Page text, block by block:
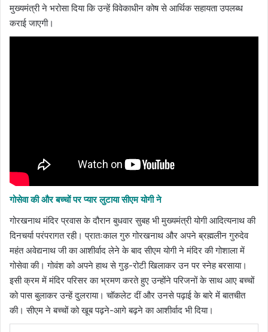
मुख्यमंत्री ने भरोसा दिया कि उन्हें विवेकाधीन कोष से आर्थिक सहायता उपलब्ध
कराई जाएगी।
गोसेवा की और बच्चों पर प्यार लुटाया सीएम योगी ने
गोरखनाथ मंदिर प्रवास के दौरान बुधवार सुबह भी मुख्यमंत्री योगी आदित्यनाथ की
दिनचर्या परंपरागत रही। प्रातःकाल गुरु गोरखनाथ और अपने ब्रह्मलीन गुरुदेव
महंत अवेद्यनाथ जी का आशीर्वाद लेने के बाद सीएम योगी ने मंदिर की गोशाला में
गोसेवा की। गोवंश को अपने हाथ से गुड़-रोटी खिलाकर उन पर स्नेह बरसाया।
इसी क्रम में मंदिर परिसर का भ्रमण करते हुए उन्होंने परिजनों के साथ आए बच्चों
को पास बुलाकर उन्हें दुलराया। चॉकलेट दीं और उनसे पढ़ाई के बारे में बातचीत
की। सीएम ने बच्चों को खूब पढ़ने-आगे बढ़ने का आशीर्वाद भी दिया।